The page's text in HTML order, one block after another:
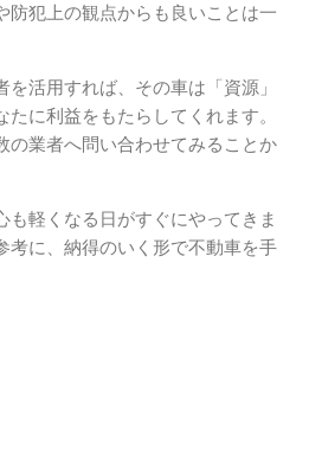
防犯上の観点からも良いことは一
活用すれば、その車は「資源」
に利益をもたらしてくれます。
の業者へ問い合わせてみることか
も軽くなる日がすぐにやってきま
考に、納得のいく形で不動車を手